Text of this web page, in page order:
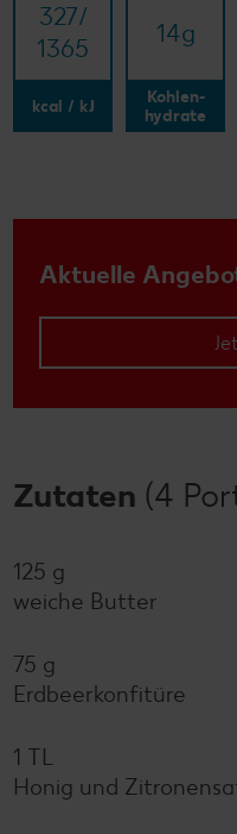
327/​
1365
kcal / kJ
14g
Kohlen-
hydrate
Aktuelle
Zutaten (4
125 g
weiche Butter
75 g
Erdbeerkonfitüre
1 TL
Honig und